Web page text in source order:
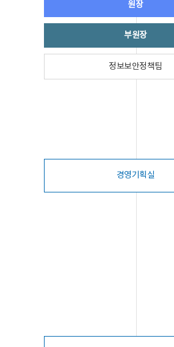
원장
부원장
정보보안정책팀
경영기획실